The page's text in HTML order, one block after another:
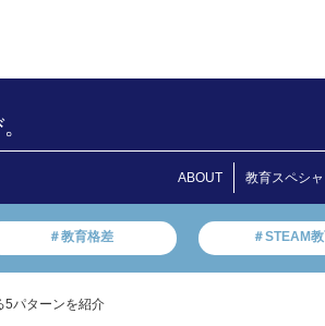
ABOUT 教育スペシャ
＃教育格差 ＃STEAM
パターンを紹介